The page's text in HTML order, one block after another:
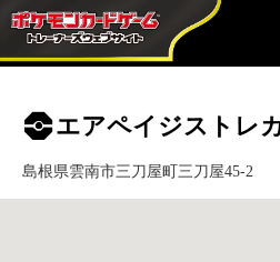
エアペイジストレ
島根県雲南市三刀屋町三刀屋45-2